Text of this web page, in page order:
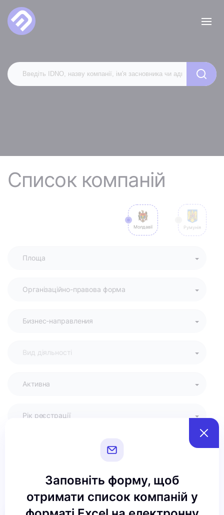
Список компаній
Молдавії Румунія
Активна
Рік реєстрації
Заповніть форму, щоб
отримати список компаній у